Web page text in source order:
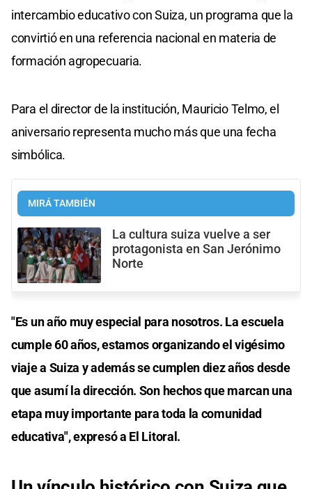
intercambio educativo con Suiza, un programa que la
convirtió en una referencia nacional en materia de
formación agropecuaria.
Para el director de la institución, Mauricio Telmo, el
aniversario representa mucho más que una fecha
simbólica.
MIRÁ TAMBIÉN
La cultura suiza vuelve a ser
protagonista en San Jerónimo
Norte
"Es un año muy especial para nosotros. La escuela
cumple 60 años, estamos organizando el vigésimo
viaje a Suiza y además se cumplen diez años desde
que asumí la dirección. Son hechos que marcan una
etapa muy importante para toda la comunidad
educativa", expresó a El Litoral.